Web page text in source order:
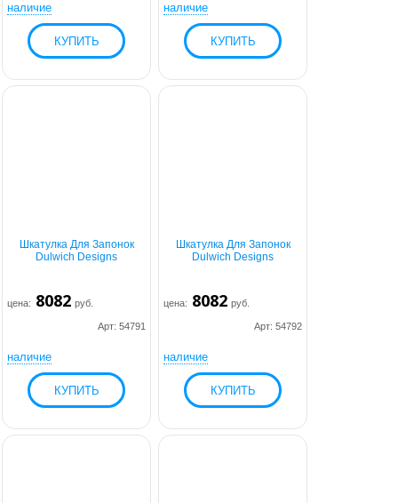
наличие наличие
Шкатулка Для Запонок
Dulwich Designs
цена: 8082 руб.
Арт: 54791
наличие
Шкатулка Для Запонок
Dulwich Designs
цена: 8082 руб.
Арт: 54792
наличие